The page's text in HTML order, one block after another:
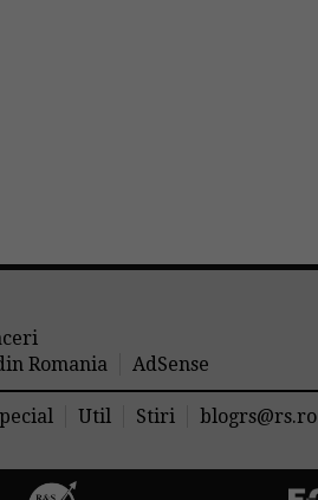
Romania AdSense
Util Stiri blogrs@rs.ro